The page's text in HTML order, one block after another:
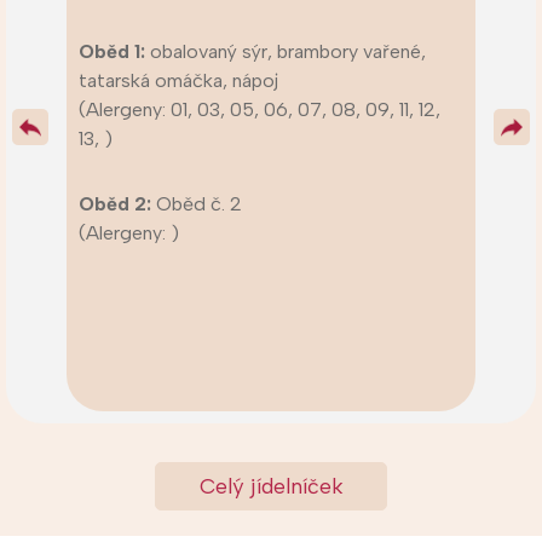
Oběd 1: obalovaný sýr, brambory vařené,
tatarská omáčka, nápoj
(Alergeny: 01, 03, 05, 06, 07, 08, 09, 11, 12,
13, )
Oběd 2: Oběd č. 2
(Alergeny: )
Celý jídelníček